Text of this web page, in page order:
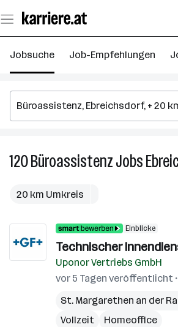
Seiteninhalt
springen
Jobsuche Job-Empfehlungen
120BüroassistenzJobs
20 km Umkreis
Einblicke
Technischer
Uponor Vertriebs GmbH
vor 5 Tagen veröffentlicht
St. Margarethen an der
Vollzeit
Homeoffice